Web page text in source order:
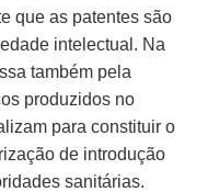
que as patentes são
intelectual. Na
também pela
produzidos no
para constituir o
de introdução
sanitárias.